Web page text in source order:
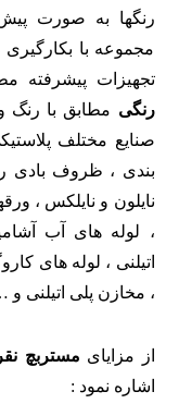
رنگها به صورت
مجموعه با
تجهیزات پیشرفته
رنگی مطابق با رنگ
صنایع مختلف
بندی ، ظروف بادی
، لوله های آب
اتیلنی ، لوله های
، مخازن پلی اتیلنی
از مزایای مستربچ
اشاره نمود :